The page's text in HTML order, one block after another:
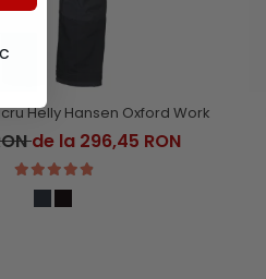
Helly Hansen Oxford Work
de la 296,45 RON